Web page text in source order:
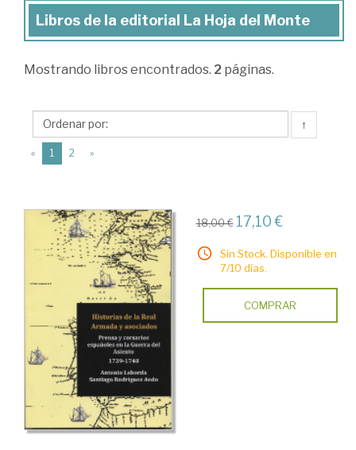
Libros
la
La
Hoja
Libros de la editorial La Hoja del Monte
Mostrando libros encontrados. 2 páginas.
↑
« 1 (current)
2 »
18,00 € 17,10 €
Sin Stock. Disponible en
7/10 días.
COMPRAR